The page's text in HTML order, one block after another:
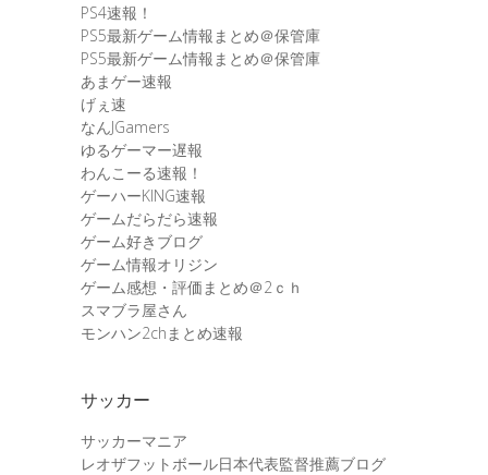
PS4速報！
PS5最新ゲーム情報まとめ＠保管庫
PS5最新ゲーム情報まとめ＠保管庫
あまゲー速報
げぇ速
なんJGamers
ゆるゲーマー遅報
わんこーる速報！
ゲーハーKING速報
ゲームだらだら速報
ゲーム好きブログ
ゲーム情報オリジン
ゲーム感想・評価まとめ＠2ｃｈ
スマブラ屋さん
モンハン2chまとめ速報
サッカー
サッカーマニア
レオザフットボール日本代表監督推薦ブログ